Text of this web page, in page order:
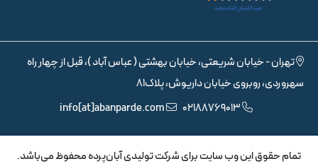
تهران - خیابان شریعتی، خیابان بهشتی ( عباس آباد )، قبل از چهار راه
سهروردی، روبروی خیابان داریوش، پلاک81
02188769013
info[at]abanparde.com
تمام حقوق اين وب سايت برای شرکت تولیدی آبان‌پرده محفوظ می‌باشد.